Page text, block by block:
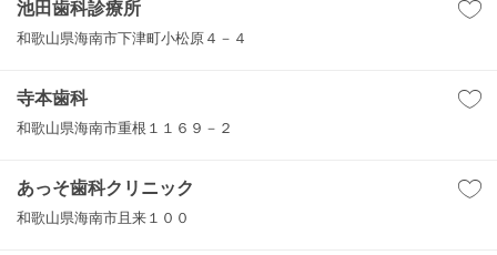
池田歯科診療所
和歌山県海南市下津町小松原４－４
寺本歯科
和歌山県海南市重根１１６９－２
あっそ歯科クリニック
和歌山県海南市且来１００